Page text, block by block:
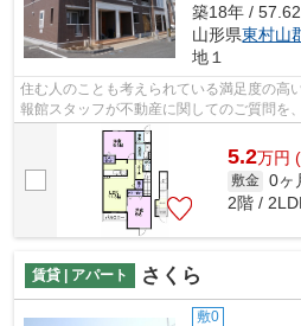
築18年 /
山形県東村山
地１
住む人のことも考えられている満足度の高
報館スタッフが不動産に関してのご質問を
86-6396/info@sumai-room.comまでお気...
5.2万円
敷金 0ヶ
2階 /
賃貸 | アパート さくら
敷0